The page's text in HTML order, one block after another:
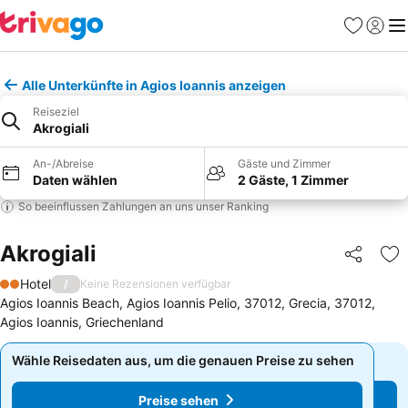
Favoriten
Alle Unterkünfte in Agios Ioannis anzeigen
Reiseziel
Akrogiali
An-/Abreise
Daten wählen
Gäste und Zimmer
2 Gäste, 1 Zimmer
So beeinflussen Zahlungen an uns unser Ranking
Akrogiali Teilen
2 Sterne
Hotel / Keine Rezensionen verfügbar
Agios Ioannis Beach, Agios Ioannis Pelio, 37012, Grecia, 37012,
Agios Ioannis, Griechenland
Wähle Reisedaten aus, um die genauen Preise zu sehen
Preise sehen
Wähle Reisedaten aus, um die genauen Preise zu sehen
Preise sehen